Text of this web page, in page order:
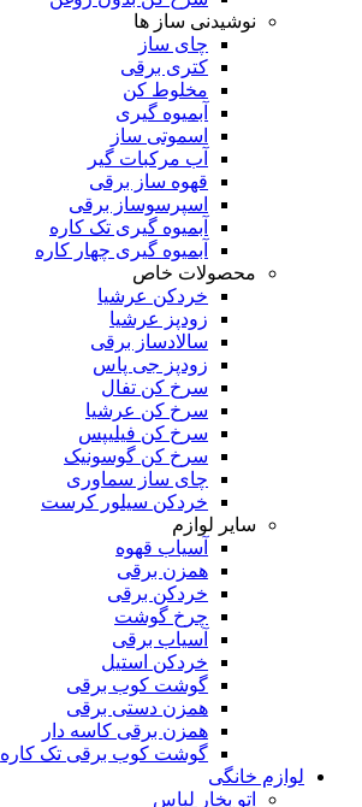
نوشیدنی ساز ها
چای ساز
کتری برقی
مخلوط کن
آبمیوه گیری
اسموتی ساز
آب مرکبات گیر
قهوه ساز برقی
اسپرسوساز برقی
آبمیوه گیری تک کاره
آبمیوه گیری چهار کاره
محصولات خاص
خردکن عرشیا
زودپز عرشیا
سالادساز برقی
زودپز جی پاس
سرخ کن تفال
سرخ کن عرشیا
سرخ کن فیلیپس
سرخ کن گوسونیک
چای ساز سماوری
خردکن سیلور کرست
سایر لوازم
آسیاب قهوه
همزن برقی
خردکن برقی
چرخ گوشت
آسیاب برقی
خردکن استیل
گوشت کوب برقی
همزن دستی برقی
همزن برقی کاسه دار
گوشت کوب برقی تک کاره
لوازم خانگی
اتو بخار لباس